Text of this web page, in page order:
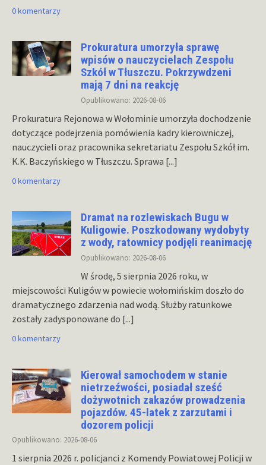
0 komentarzy
Prokuratura umorzyła sprawę
wpisów o nauczycielach Zespołu
Szkół w Tłuszczu. Pokrzywdzeni
mają 7 dni na reakcję
Opublikowano: 2026-08-06
Prokuratura Rejonowa w Wołominie umorzyła dochodzenie
dotyczące podejrzenia pomówienia kadry kierowniczej,
nauczycieli oraz pracownika sekretariatu Zespołu Szkół im.
K.K. Baczyńskiego w Tłuszczu. Sprawa [...]
0 komentarzy
Dramat na rozlewiskach Bugu w
Kuligowie. Poszkodowany wydobyty
z wody, ratownicy podjęli reanimację
Opublikowano: 2026-08-06
W środę, 5 sierpnia 2026 roku, w
miejscowości Kuligów w powiecie wołomińskim doszło do
dramatycznego zdarzenia nad wodą. Służby ratunkowe
zostały zadysponowane do [...]
0 komentarzy
Kierował samochodem w stanie
nietrzeźwości, posiadał sześć
dożywotnich zakazów prowadzenia
pojazdów. 45-latek z zarzutami i
dozorem policji
Opublikowano: 2026-08-06
1 sierpnia 2026 r. policjanci z Komendy Powiatowej Policji w